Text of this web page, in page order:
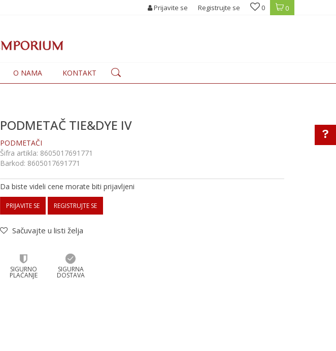
0
0
Prijavite se Registrujte se
O NAMA KONTAKT
PODMETAČ TIE&DYE IV
PODMETAČI
Šifra artikla: 8605017691771
Barkod: 8605017691771
Da biste videli cene morate biti prijavljeni
PRIJAVITE SE REGISTRUJTE SE
Sačuvajte u listi želja
SIGURNO
PLAĆANJE
SIGURNA
DOSTAVA